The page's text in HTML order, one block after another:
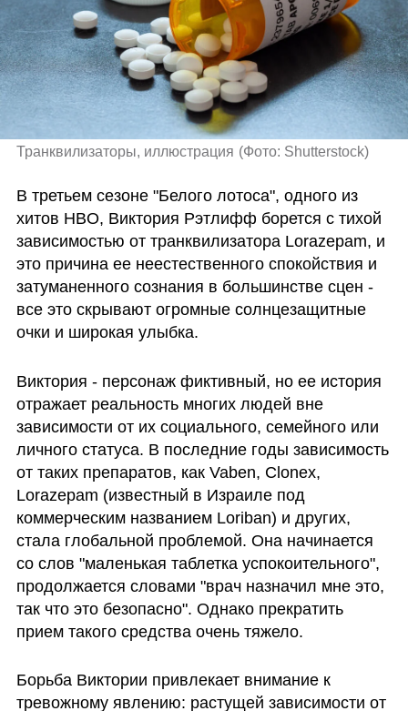
Транквилизаторы, иллюстрация (Фото: Shutterstock)
В третьем сезоне "Белого лотоса", одного из
хитов HBO, Виктория Рэтлифф борется с тихой
зависимостью от транквилизатора Lorazepam, и
это причина ее неестественного спокойствия и
затуманенного сознания в большинстве сцен -
все это скрывают огромные солнцезащитные
очки и широкая улыбка.
Виктория - персонаж фиктивный, но ее история
отражает реальность многих людей вне
зависимости от их социального, семейного или
личного статуса. В последние годы зависимость
от таких препаратов, как Vaben, Clonex,
Lorazepam (известный в Израиле под
коммерческим названием Loriban) и других,
стала глобальной проблемой. Она начинается
со слов "маленькая таблетка успокоительного",
продолжается словами "врач назначил мне это,
так что это безопасно". Однако прекратить
прием такого средства очень тяжело.
Борьба Виктории привлекает внимание к
тревожному явлению: растущей зависимости от